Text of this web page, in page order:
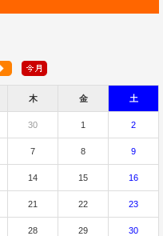
木 金 土
30 1 2
7 8 9
14 15 16
21 22 23
28 29 30